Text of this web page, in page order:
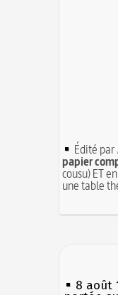
Édité par
papier
cousu) ET en
une table
8 août